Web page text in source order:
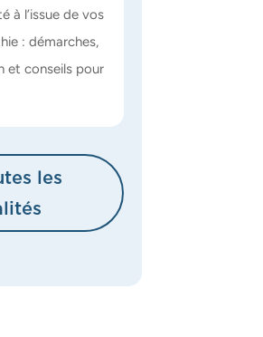
à l’issue de vos
: démarches,
et conseils pour
les